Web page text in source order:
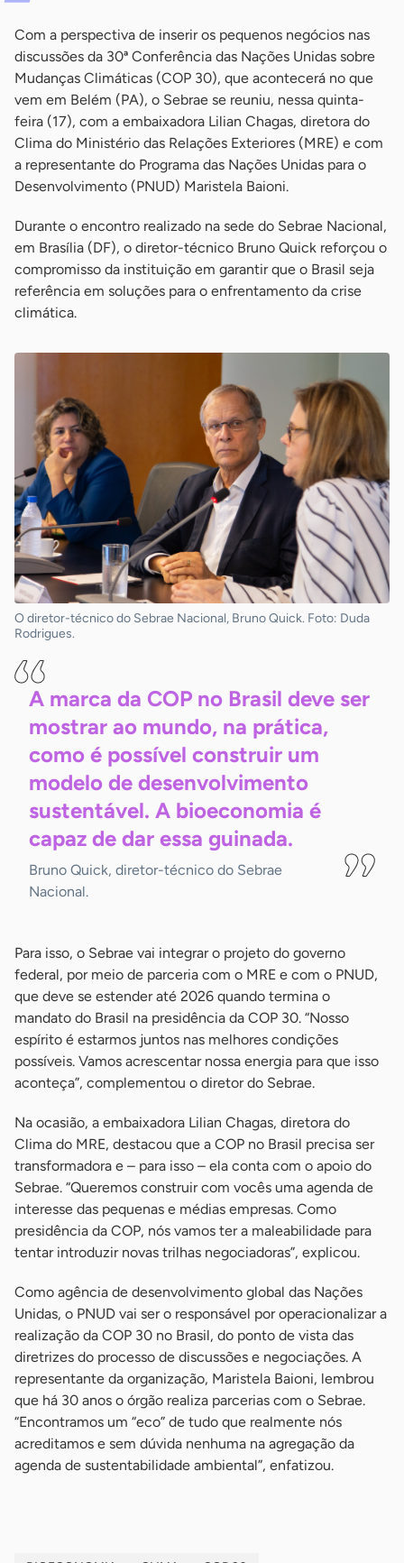
Com a perspectiva de inserir os pequenos negócios nas
discussões da 30ª Conferência das Nações Unidas sobre
Mudanças Climáticas (COP 30), que acontecerá no que
vem em Belém (PA), o Sebrae se reuniu, nessa quinta-
feira (17), com a embaixadora Lilian Chagas, diretora do
Clima do Ministério das Relações Exteriores (MRE) e com
a representante do Programa das Nações Unidas para o
Desenvolvimento (PNUD) Maristela Baioni.
Durante o encontro realizado na sede do Sebrae Nacional,
em Brasília (DF), o diretor-técnico Bruno Quick reforçou o
compromisso da instituição em garantir que o Brasil seja
referência em soluções para o enfrentamento da crise
climática.
O diretor-técnico do Sebrae Nacional, Bruno Quick. Foto: Duda
Rodrigues.
A marca da COP no Brasil deve ser
mostrar ao mundo, na prática,
como é possível construir um
modelo de desenvolvimento
sustentável. A bioeconomia é
capaz de dar essa guinada.
Bruno Quick, diretor-técnico do Sebrae
Nacional.
Para isso, o Sebrae vai integrar o projeto do governo
federal, por meio de parceria com o MRE e com o PNUD,
que deve se estender até 2026 quando termina o
mandato do Brasil na presidência da COP 30. “Nosso
espírito é estarmos juntos nas melhores condições
possíveis. Vamos acrescentar nossa energia para que isso
aconteça”, complementou o diretor do Sebrae.
Na ocasião, a embaixadora Lilian Chagas, diretora do
Clima do MRE, destacou que a COP no Brasil precisa ser
transformadora e – para isso – ela conta com o apoio do
Sebrae. “Queremos construir com vocês uma agenda de
interesse das pequenas e médias empresas. Como
presidência da COP, nós vamos ter a maleabilidade para
tentar introduzir novas trilhas negociadoras”, explicou.
Como agência de desenvolvimento global das Nações
Unidas, o PNUD vai ser o responsável por operacionalizar a
realização da COP 30 no Brasil, do ponto de vista das
diretrizes do processo de discussões e negociações. A
representante da organização, Maristela Baioni, lembrou
que há 30 anos o órgão realiza parcerias com o Sebrae.
“Encontramos um “eco” de tudo que realmente nós
acreditamos e sem dúvida nenhuma na agregação da
agenda de sustentabilidade ambiental”, enfatizou.